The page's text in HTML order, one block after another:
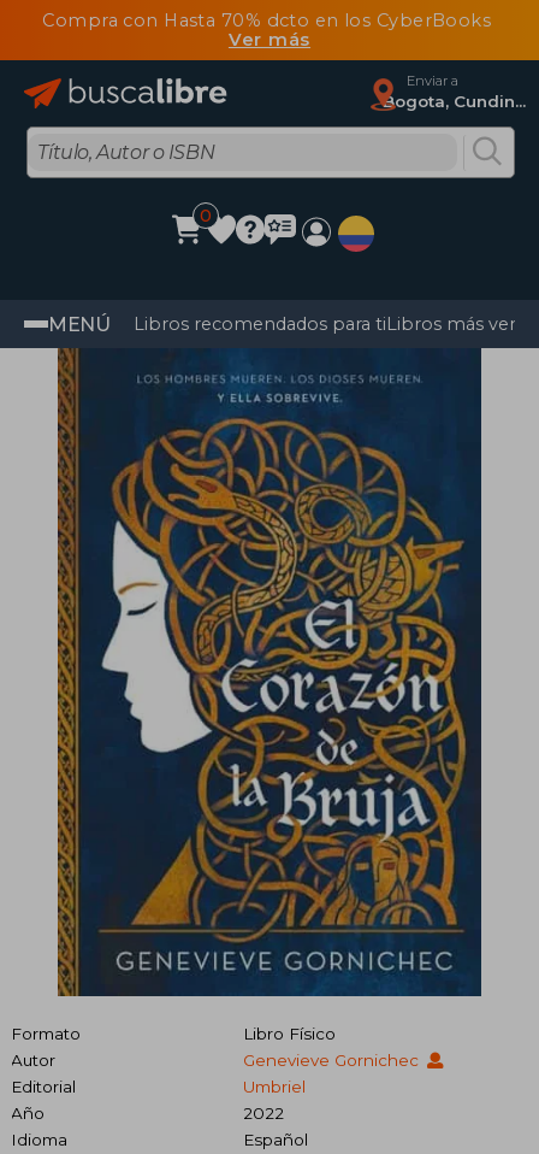
Compra con Hasta 70% dcto en los CyberBooks
Ver más
Enviar a
Bogota, Cundinamarca
0
MENÚ Libros recomendados para tiLibros más
Formato
Libro Físico
Autor
Genevieve Gornichec
Editorial
Umbriel
Año
2022
Idioma
Español